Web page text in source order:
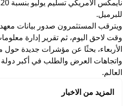
للبرميل.
ويترقب المستثمرون صدور بيانات
وقت لاحق اليوم، ثم تقرير إدارة
الأربعاء، بحثًا عن مؤشرات جديدة
واتجاهات العرض والطلب في أكبر
العالم.
المزيد من الاخبار